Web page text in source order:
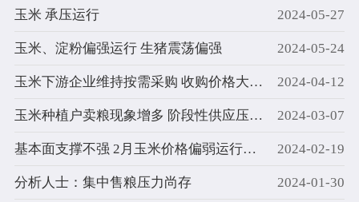
玉米 承压运行 2024-05-27
玉米、淀粉偏强运行 生猪震荡偏强 2024-05-24
玉米下游企业维持按需采购 收购价格大体稳定 2024-04-12
玉米种植户卖粮现象增多 阶段性供应压力仍然较高 2024-03-07
基本面支撑不强 2月玉米价格偏弱运行为主 2024-02-19
分析人士：集中售粮压力尚存 2024-01-30